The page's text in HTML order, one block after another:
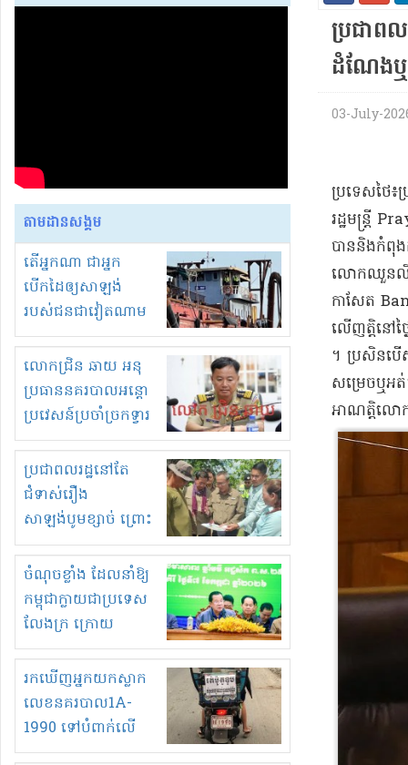
តាមដានសង្គម
តើអ្នកណា ជាអ្នក
បើកដៃឲ្យសាឡង់
របស់ជនជាវៀតណាម
ចូល មកខុស
ច្បាប់លួចបូមខ្សាច់នៅ
ក្នុងប្រទេសកម្ពុជា
លោកជ្រិន ឆាយ អនុ
ប្រធាននគរបាលអន្តោ
ប្រវេសន៍ប្រចាំច្រកទ្វារ
ព្រំដែនភ្នំឌិន និងឈ្មួញ
មួយចំនួនទៀត
កំពង់តែគុបគិតគ្នា
ធ្វើសកម្មភាពរកស៊ីនិង
ស្តុកទំនិញគេចពន្ធ?
ប្រជាពលរដ្ឋនៅតែ
ជំទាស់រឿង
សាឡង់បូមខ្សាច់ ព្រោះ
ខ្លាចបាក់ច្រាំងទៀត!
ចំណុចខ្លាំង ដែលនាំឱ្យ
កម្ពុជាក្លាយជាប្រទេស
លែងក្រ ក្រោយ
ឆ្នាំ២០៣០
រកឃើញអ្នកយកស្លាក
លេខនគរបាល1A-
1990 ទៅបំពាក់លើ
ម៉ូតូរបស់ខ្លួន ដាកផ្លាក
ប្រជាពល
ដំណែង​
03-July-
ប្រទេស​ថៃ​
រដ្ឋមន្ត្រី
បាននិងកំពុង​
លោក​ឈួន​លិ​ក​
កាសែត
លើ​ញត្តិ​នៅ​ថ្
។ ប្រសិនបើ​សំ
សម្រេច​ឬ​អត់​
អាណត្តិ​លោ